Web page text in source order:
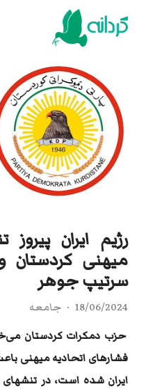
Skip
رژیم ایران
میهنی
سرتیپ جوهر
18/06/2024
جامعه
حزب دمکرات کردستان
فشارهای اتحادیه میهنی
ایران شده است، در